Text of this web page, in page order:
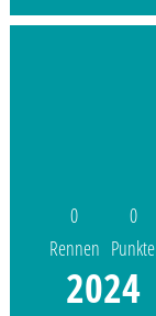
0
Rennen
0
Punkte
2024